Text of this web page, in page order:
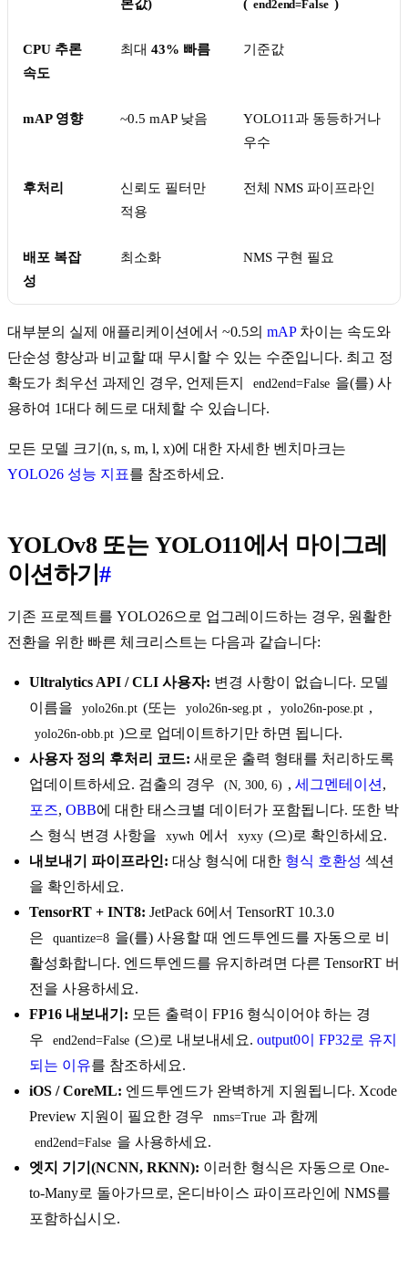
본값) ( end2end=False )
CPU 추론
속도
최대 43% 빠름 기준값
mAP 영향 ~0.5 mAP 낮음
YOLO11과 동등하거나
우수
후처리
신뢰도 필터만
적용
전체 NMS 파이프라인
배포 복잡
성
최소화 NMS 구현 필요
대부분의 실제 애플리케이션에서 ~0.5의 mAP차이는 속도와
단순성 향상과 비교할 때 무시할 수 있는 수준입니다. 최고 정
확도가 최우선 과제인 경우, 언제든지
end2end=False 을(를) 사
용하여 1대다 헤드로 대체할 수 있습니다.
모든 모델 크기(n, s, m, l, x)에 대한 자세한 벤치마크는
YOLO26 성능 지표를 참조하세요.
YOLOv8 또는 YOLO11에서 마이그레
이션하기#
기존 프로젝트를 YOLO26으로 업그레이드하는 경우, 원활한
전환을 위한 빠른 체크리스트는 다음과 같습니다:
Ultralytics API / CLI 사용자: 변경 사항이 없습니다. 모델
이름을
yolo26n.pt (또는 yolo26n-seg.pt , yolo26n-pose.pt ,
yolo26n-obb.pt )으로 업데이트하기만 하면 됩니다.
사용자 정의 후처리 코드: 새로운 출력 형태를 처리하도록
업데이트하세요. 검출의 경우
(N, 300, 6) , 세그멘테이션 ,
포즈, OBB에 대한 태스크별 데이터가 포함됩니다. 또한 박
스 형식 변경 사항을
xywh 에서 xyxy (으)로 확인하세요.
내보내기 파이프라인: 대상 형식에 대한 형식 호환성 섹션
을 확인하세요.
TensorRT + INT8: JetPack 6에서 TensorRT 10.3.0
은
quantize=8 을(를) 사용할 때 엔드투엔드를 자동으로 비
활성화합니다. 엔드투엔드를 유지하려면 다른 TensorRT 버
전을 사용하세요.
FP16 내보내기: 모든 출력이 FP16 형식이어야 하는 경
우
end2end=False (으)로 내보내세요. output0이 FP32로 유지
되는 이유를 참조하세요.
iOS / CoreML: 엔드투엔드가 완벽하게 지원됩니다. Xcode
Preview 지원이 필요한 경우
nms=True 과 함께
end2end=False 을 사용하세요.
엣지 기기(NCNN, RKNN): 이러한 형식은 자동으로 One-
to-Many로 돌아가므로, 온디바이스 파이프라인에 NMS를
포함하십시오.